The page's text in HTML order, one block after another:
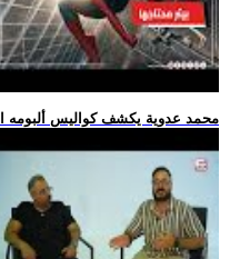
.. محمد عدوية يكشف كواليس